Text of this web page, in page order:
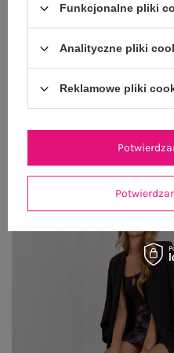
WYSYŁKA I DOSTAWA
ZWROTY I REKLAMACJE
PRODUKTY
Funkcjonalne pliki
Analityczne pliki
Reklamowe pliki